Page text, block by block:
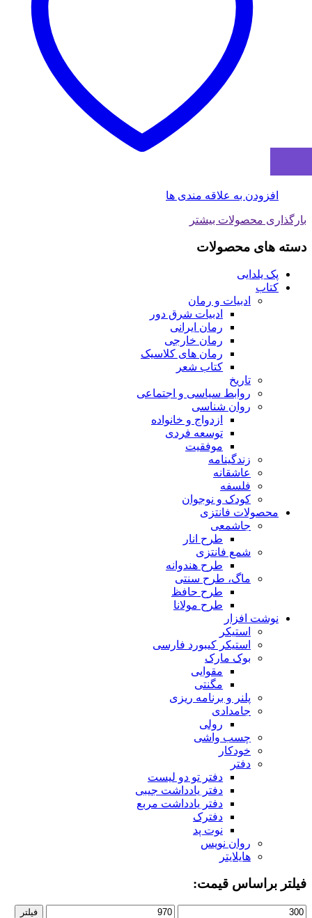
افزودن به علاقه مندی ها
بارگذاری محصولات بیشتر
دسته های محصولات
پک یلدایی
کتاب
ادبیات و رمان
ادبیات شرق دور
رمان ایرانی
رمان خارجی
رمان های کلاسیک
کتاب شعر
تاریخ
روابط سیاسی و اجتماعی
روان شناسی
ازدواج و خانواده
توسعه فردی
موفقیت
زندگینامه
عاشقانه
فلسفه
کودک و نوجوان
محصولات فانتزی
جاشمعی
طرح انار
شمع فانتزی
طرح هندوانه
ماگ، طرح سنتی
طرح حافظ
طرح مولانا
نوشت افزار
استیکر
استیکر کیبورد فارسی
بوک مارک
مقوایی
مگنتی
پلنر و برنامه ریزی
جامدادی
رولی
چسب واشی
خودکار
دفتر
دفتر تو دو لیست
دفتر یادداشت جیبی
دفتر یادداشت مربع
دفترک
نوت پد
روان نویس
هایلایتر
فیلتر براساس قیمت:
قیمت
قیمت
فیلتر